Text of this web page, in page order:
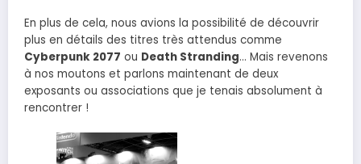
En plus de cela, nous avions la possibilité de découvrir
plus en détails des titres très attendus comme
Cyberpunk 2077 ou Death Stranding… Mais revenons
à nos moutons et parlons maintenant de deux
exposants ou associations que je tenais absolument à
rencontrer !